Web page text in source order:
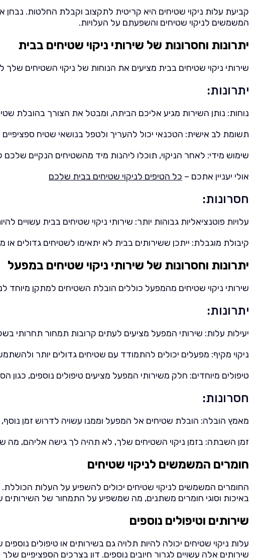
קביעת עלות ניקוי שטיחים היא קריטית לתקצוב וקבלת החלטות. נבחן
המשמשים לניקוי שטיחים והשפעתם על העלויות.
יתרונות וחסרונות של שירותי ניקוי שטיחים בבית
שירותי ניקוי שטיחים בבית מציעים את הנוחות של ניקוי השטיחים
יתרונות:
נוחות: נותן השירות מגיע אליכם הביתה, ומבטל את הצורך בהובלת
תשומת לב אישית: הטכנאי יכול להעריך ולטפל בנושאי שטיח
שימוש מידי: לאחר הניקוי, תוכלו ליהנות מיד מהשטיחים הנקיים
אולי יעניין אתכם – כל הטיפים לניקוי שטיחים בבית שלכם
חסרונות:
עלויות פוטנציאליות גבוהות יותר: שירותי ניקוי שטיחים בבית עשויים
קיבולת מוגבלת: ייתכן ששירותים בבית לא יתאימו לשטיחים גדולים
יתרונות וחסרונות של שירותי ניקוי שטיחים במפעל
שירותי ניקוי שטיחים מהמפעל כוללים הובלת השטיחים למתקן מיוחד
יתרונות:
יעילות עלות: שירותי המפעל מציעים לעתים קרובות תמחור תחרותי
ניקוי מקיף: מפעלים יכולים להתמודד עם שטיחים גדולים יותר
טיפולים מיוחדים: חלק משירותי המפעל מציעים טיפולים נוספים,
חסרונות:
מאמץ הובלה: הובלת שטיחים אל המפעל וממנו עשויה לדרוש זמן נוסף,
זמן השבתה: בזמן ניקוי השטיחים שלך, לא תהיה לך גישה אליהם, מה
חומרים המשמשים לניקוי שטיחים
החומרים המשמשים לניקוי שטיחים יכולים להשפיע על העלות הכוללת.
באיכות וסוגי חומרים משתנים, מה שמשפיע על התמחור של השירותים
שירותים וטיפולים נוספים
עלות ניקוי שטיחים יכולה להיות תלויה גם בשירותים או טיפולים
שירותים אלה עשויים לגרור חיובים נוספים. דון בצרכים הספציפיים